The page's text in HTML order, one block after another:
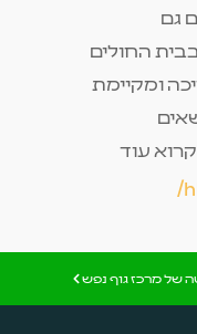
גם
החולים
ומקיימת
עוד
של מרכז גוף נפש